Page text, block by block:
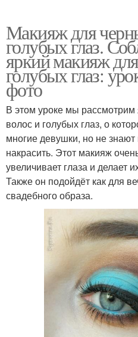
Макияж для
голубых глаз.
яркий макияж
голубых глаз:
фото
В этом уроке мы
волос и голубых глаз, о
многие девушки, но не
накрасить. Этот макияж
увеличивает глаза и делает
Также он подойдёт как для
свадебного образа.